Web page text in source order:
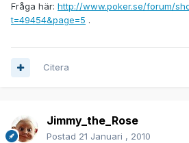
Fråga här: http://www.poker.se/forum/
t=49454&page=5 .
Citera
Jimmy_the_Rose
Postad 21 Januari , 2010